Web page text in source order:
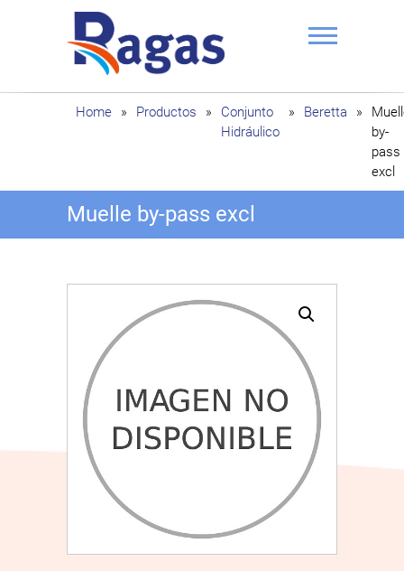
Ragas
Home » Productos »
Conjunto
Hidráulico
» Beretta »
by-
pass
excl
Muelle by-pass excl